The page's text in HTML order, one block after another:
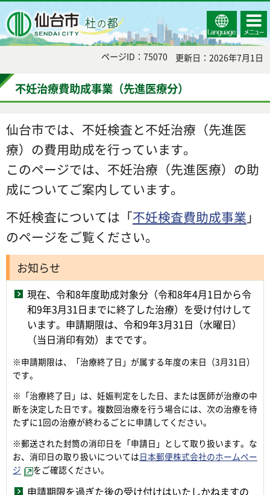
Select
Language
コンテ
ンツメ
ニュー
ページID：75070 更新日：2026年7月1日
不妊治療費助成事業（先進医療分）
仙台市では、不妊検査と不妊治療（先進医
療）の費用助成を行っています。
このページでは、不妊治療（先進医療）の助
成についてご案内しています。
不妊検査については「不妊検査費助成事業 」
のページをご覧ください。
お知らせ
現在、令和8年度助成対象分（令和8年4月1日から令
和9年3月31日までに終了した治療）を受け付けして
います。申請期限は、令和9年3月31日（水曜日）
（当日消印有効）までです。
※申請期限は、「治療終了日」が属する年度の末日（3月31日）
です。
※ 「治療終了日」は、妊娠判定をした日、または医師が治療の中
断を決定した日です。複数回治療を行う場合には、次の治療を待
たずに1回の治療が終わるごとに申請してください。
※郵送された封筒の消印日を「申請日」として取り扱います。な
お、消印日の取り扱いについては日本郵便株式会社のホームペー
ジ
をご確認ください。
申請期限を過ぎた後の受け付けはいたしかねますの